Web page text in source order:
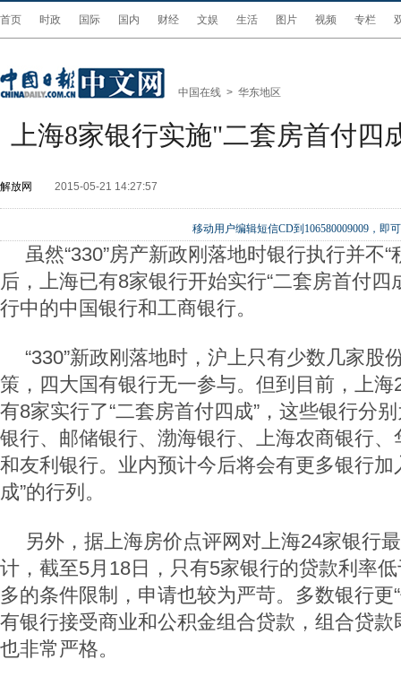
首页 时政 国际 国内 财经 文娱 生活 图片 视频 专栏
中国在线 > 华东地区
上海8家银行实施"二套房首付四
解放网 2015-05-21 14:27:57
移动用户编辑短信CD到106580009009，即
虽然“330”房产新政刚落地时银行执行并不“
后，上海已有8家银行开始实行“二套房首付四
行中的中国银行和工商银行。
“330”新政刚落地时，沪上只有少数几家股
策，四大国有银行无一参与。但到目前，上
有8家实行了“二套房首付四成”，这些银行分
银行、邮储银行、渤海银行、上海农商银行
和友利银行。业内预计今后将会有更多银行加
成”的行列。
另外，据上海房价点评网对上海24家银行
计，截至5月18日，只有5家银行的贷款利率
多的条件限制，申请也较为严苛。多数银行更
有银行接受商业和公积金组合贷款，组合贷
也非常严格。